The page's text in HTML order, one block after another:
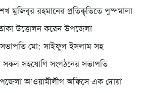
মুজিবুর রহমানের প্রতিকৃতিতে পুষ্পমালা
উত্তোলন করেন উপজেলা
সভাপতি মো: সাইফুল ইসলাম সহ
সহযোগি সংগঠনের সভাপতি
আওয়ামীলীগ অফিসে এক দোয়া